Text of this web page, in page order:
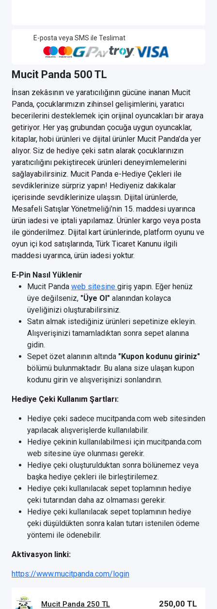
E-posta veya SMS ile Teslimat
Mucit Panda 500 TL
İnsan zekâsının ve yaratıcılığının gücüne inanan Mucit
Panda, çocuklarımızın zihinsel gelişimlerini, yaratıcı
becerilerini desteklemek için orijinal oyuncakları bir araya
getiriyor. Her yaş grubundan çocuğa uygun oyuncaklar,
kitaplar, hobi ürünleri ve dijital ürünler Mucit Panda’da yer
alıyor. Siz de hediye çeki satın alarak çocuklarınızın
yaratıcılığını pekiştirecek ürünleri deneyimlemelerini
sağlayabilirsiniz. Mucit Panda e-Hediye Çekleri ile
sevdiklerinize sürpriz yapın! Hediyeniz dakikalar
içerisinde sevdiklerinize ulaşsın. Dijital ürünlerde,
Mesafeli Satışlar Yönetmeliği’nin 15. maddesi uyarınca
ürün iadesi ve iptali yapılamaz. Ürünler kargo veya posta
ile gönderilmez. Dijital kart ürünlerinde, platform oyunu ve
oyun içi kod satışlarında, Türk Ticaret Kanunu ilgili
maddesi uyarınca, ürün iadesi yoktur.
E-Pin Nasıl Yüklenir
Mucit Panda web sitesine giriş yapın. Eğer henüz
üye değilseniz, "Üye Ol" alanından kolayca
üyeliğinizi oluşturabilirsiniz.
Satın almak istediğiniz ürünleri sepetinize ekleyin.
Alışverişinizi tamamladıktan sonra sepet alanına
gidin.
Sepet özet alanının altında "Kupon kodunu giriniz"
bölümü bulunmaktadır. Bu alana size ulaşan kupon
kodunu girin ve alışverişinizi sonlandırın.
Hediye Çeki Kullanım Şartları:
Hediye çeki sadece mucitpanda.com web sitesinden
yapılacak alışverişlerde kullanılabilir.
Hediye çekinin kullanılabilmesi için mucitpanda.com
web sitesine üye olunması gerekir.
Hediye çeki oluşturulduktan sonra bölünemez veya
başka hediye çekleri ile birleştirilemez.
Hediye çeki kullanılacak sepet toplamının hediye
çeki tutarından daha az olmaması gerekir.
Hediye çeki kullanılacak sepet toplamının hediye
çeki düşüldükten sonra kalan tutarı istenilen ödeme
yöntemi ile ödenebilir.
Aktivasyon linki:
https://www.mucitpanda.com/login
Mucit Panda 250 TL 250,00 TL